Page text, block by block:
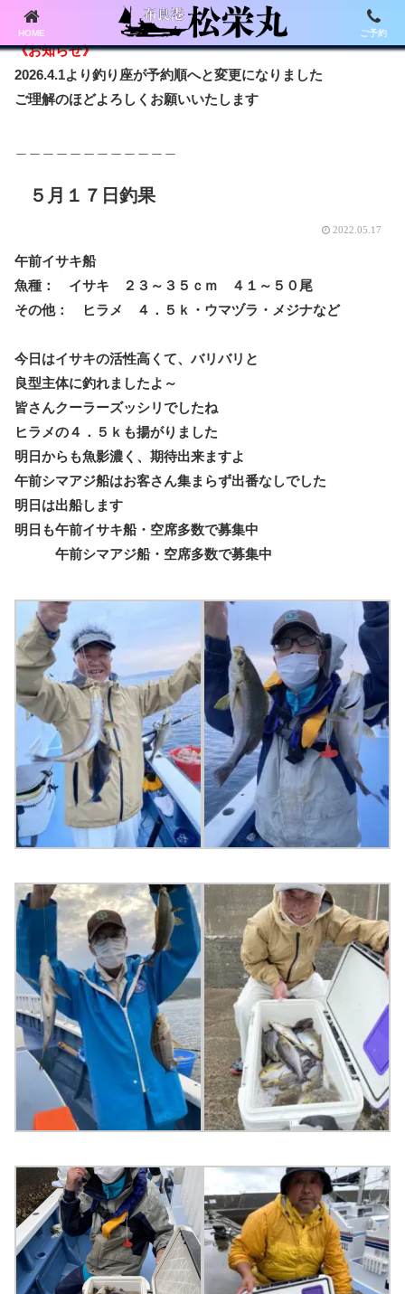
《お知らせ》
2026.4.1より釣り座が予約順へと変更になりました
ご理解のほどよろしくお願いいたします
５月１７日釣果
2022.05.17
午前イサキ船
魚種： イサキ ２３～３５ｃｍ ４１～５０尾
その他： ヒラメ ４．５ｋ・ウマヅラ・メジナなど
今日はイサキの活性高くて、バリバリと
良型主体に釣れましたよ～
皆さんクーラーズッシリでしたね
ヒラメの４．５ｋも揚がりました
明日からも魚影濃く、期待出来ますよ
午前シマアジ船はお客さん集まらず出番なしでした
明日は出船します
明日も午前イサキ船・空席多数で募集中
午前シマアジ船・空席多数で募集中
HOME ご予約